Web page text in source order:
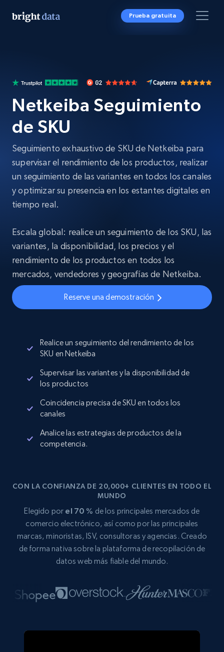
Prueba gratuita
Netkeiba Seguimiento
de SKU
Seguimiento exhaustivo de SKU de Netkeiba para
supervisar el rendimiento de los productos, realizar
un seguimiento de las variantes en todos los canales
y optimizar su presencia en los estantes digitales en
tiempo real.
Escala global: realice un seguimiento de los SKU, las
variantes, la disponibilidad, los precios y el
rendimiento de los productos en todos los
mercados, vendedores y geografías de Netkeiba.
Reserve una demostración
Realice un seguimiento del rendimiento de los
SKU en Netkeiba
Supervisar las variantes y la disponibilidad de
los productos
Coincidencia precisa de SKU en todos los
canales
Analice las estrategias de productos de la
competencia.
CON LA CONFIANZA DE 20,000+ CLIENTES EN TODO EL
MUNDO
Elegido por el 70 % de los principales mercados de
comercio electrónico, así como por las principales
marcas, minoristas, ISV, consultoras y agencias. Creado
de forma nativa sobre la plataforma de recopilación de
datos web más fiable del mundo.